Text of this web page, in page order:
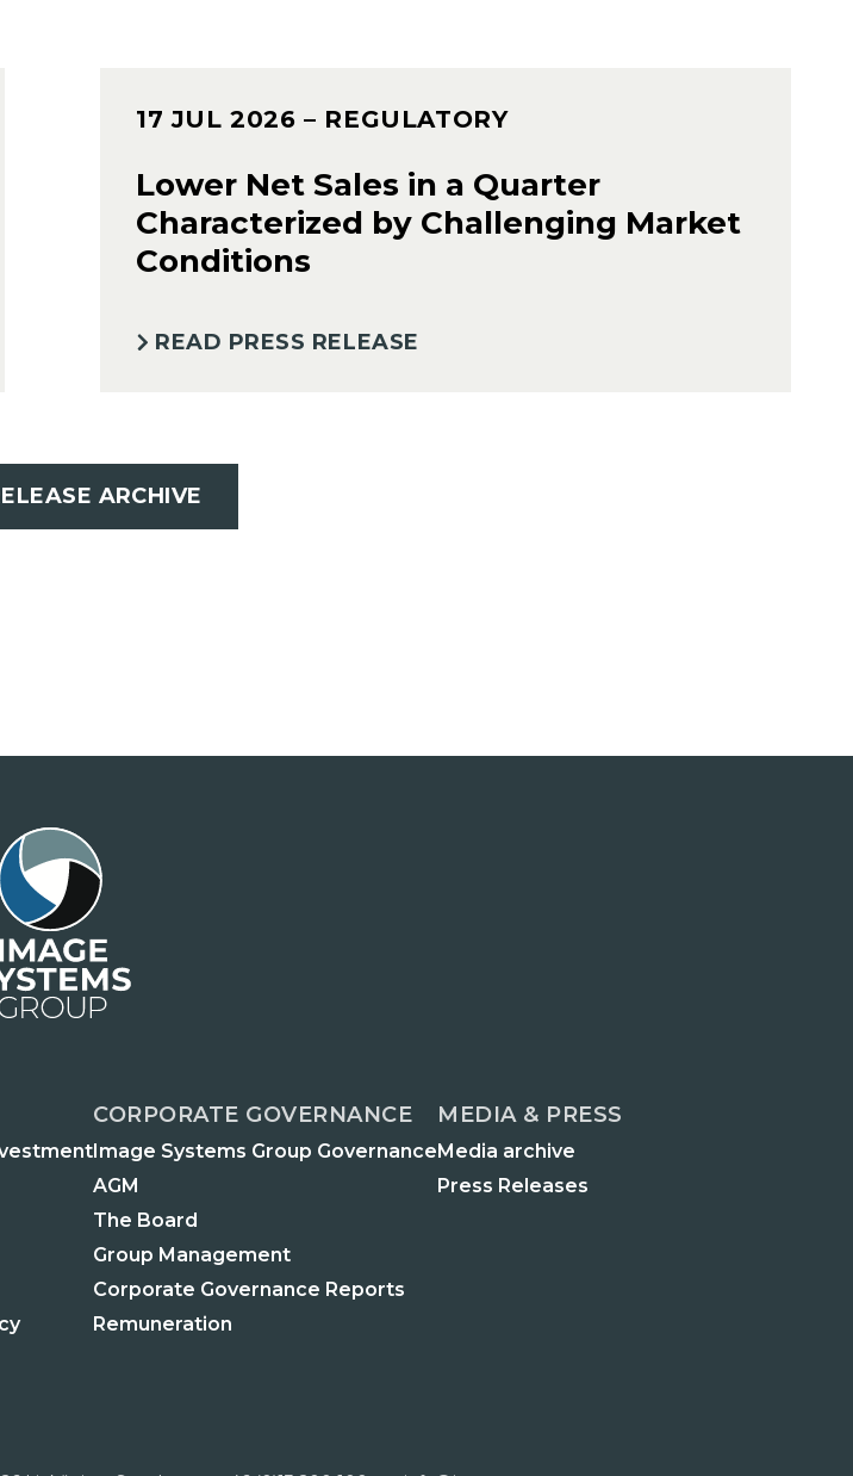
17 JUL 2026 – REGULATORY
Lower Net Sales in a Quarter
Characterized by Challenging Market
Conditions
READ PRESS RELEASE
ARCHIVE
CORPORATE GOVERNANCE
Image Systems Group Governance
AGM
The Board
Group Management
Corporate Governance Reports
Remuneration
MEDIA & PRESS
Media archive
Press Releases